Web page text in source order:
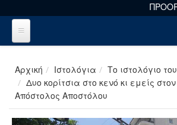
Αρχική Ιστολόγια
Το ιστολόγιο
Δυο κορίτσια στο κενό κι εμείς
Απόστολος Αποστόλου